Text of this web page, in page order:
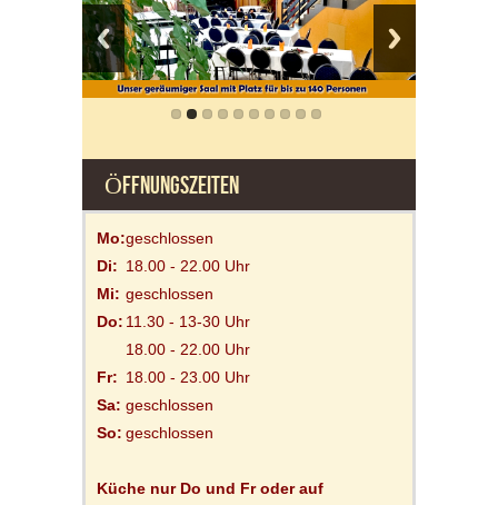
ÖFFNUNGSZEITEN
Mo:geschlossen
Di: 18.00 - 22.00 Uhr
Mi: geschlossen
Do: 11.30 - 13-30 Uhr
18.00 - 22.00 Uhr
Fr: 18.00 - 23.00 Uhr
Sa: geschlossen
So: geschlossen
Küche nur Do und Fr oder auf